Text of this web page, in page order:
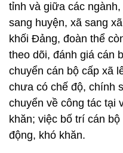
tỉnh và giữa các
sang huyện, xã sang
khối Đảng, đoàn thể
theo dõi, đánh giá cán
chuyển cán bộ cấp xã
chưa có chế độ, chính
chuyển về công tác tại
khăn; việc bố trí cán
động, khó khăn.